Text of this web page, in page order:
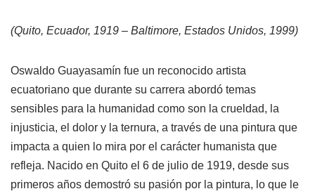
(Quito, Ecuador, 1919 – Baltimore, Estados Unidos, 1999)
Oswaldo Guayasamín fue un reconocido artista
ecuatoriano que durante su carrera abordó temas
sensibles para la humanidad como son la crueldad, la
injusticia, el dolor y la ternura, a través de una pintura que
impacta a quien lo mira por el carácter humanista que
refleja. Nacido en Quito el 6 de julio de 1919, desde sus
primeros años demostró su pasión por la pintura, lo que le